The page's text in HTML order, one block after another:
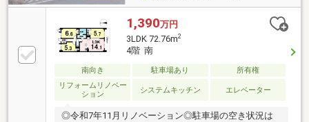
1,390万円
3LDK 72.76m2
4階 南
南向き 駐車場あり
所有権
リフォームリノベー
ション
システムキッチン エレベーター
◎令和7年11月リノベーション◎駐車場の空き状況は